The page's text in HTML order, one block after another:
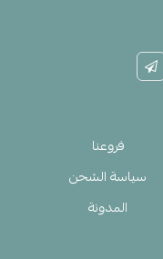
فروعنا
سياسة الشحن
المدونة